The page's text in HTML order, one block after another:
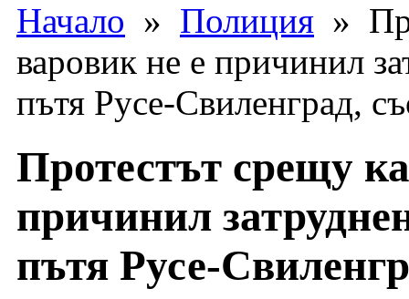
Начало » Полиция »
варовик не е причинил
пътя Русе-Свиленград,
Протестът срещу
причинил
пътя Русе-